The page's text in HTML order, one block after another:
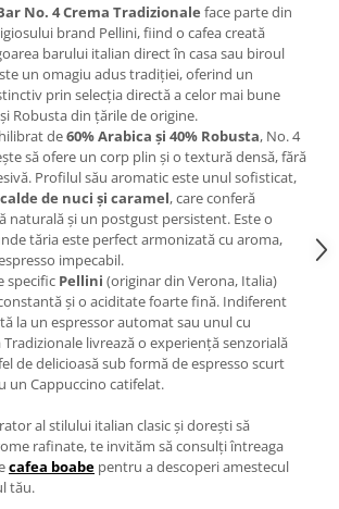
No. 4 Crema Tradizionale face parte din
brand Pellini, fiind o cafea creată
barului italian direct în casa sau biroul
un omagiu adus tradiției, oferind un
prin selecția directă a celor mai bune
Robusta din țările de origine.
de60% Arabica și 40% Robusta, No. 4
să ofere un corp plin și o textură densă, fără
Profilul său aromatic este unul sofisticat,
de nuci și caramel, care conferă
naturală și un postgust persistent. Este o
tăria este perfect armonizată cu aroma,
impecabil.
specific Pellini (originar din Verona, Italia)
și o aciditate foarte fină. Indiferent
la un espressor automat sau unul cu
livrează o experiență senzorială
de delicioasă sub formă de espresso scurt
un Cappuccino catifelat.
al stilului italian clasic și dorești să
rafinate, te invităm să consulți întreaga
cafea boabe pentru a descoperi amestecul
tău.